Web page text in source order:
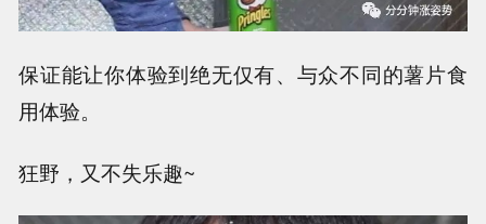
保证能让你体验到绝无仅有、与众不同的薯片食
用体验。
狂野，又不失乐趣~